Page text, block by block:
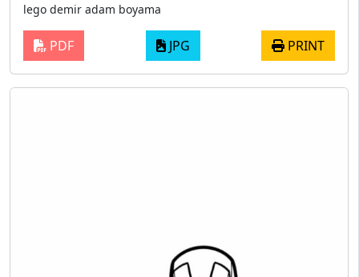
lego demir adam boyama
PDF JPG PRINT